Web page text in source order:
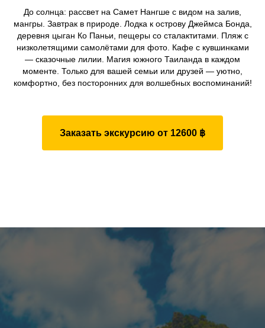
До солнца: рассвет на Самет Нангше с видом на залив,
мангры. Завтрак в природе. Лодка к острову Джеймса Бонда,
деревня цыган Ко Паньи, пещеры со сталактитами. Пляж с
низколетящими самолётами для фото. Кафе с кувшинками
— сказочные лилии. Магия южного Таиланда в каждом
моменте. Только для вашей семьи или друзей — уютно,
комфортно, без посторонних для волшебных воспоминаний!
Заказать экскурсию от 12600 ฿